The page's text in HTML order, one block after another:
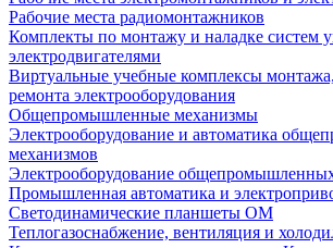
Рабочие места радиомонтажников
Комплекты по монтажу и наладке систем
электродвигателями
Виртуальные учебные комплексы
ремонта электрооборудования
Общепромышленные механизмы
Электрооборудование и автоматика
механизмов
Электрооборудование
Промышленная автоматика и
Светодинамические планшеты ОМ
Теплогазоснабжение, вентиляция и